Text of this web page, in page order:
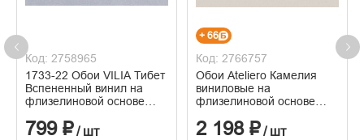
Код: 2758965
1733-22 Обои VILIA Тибет
Вспененный винил на
флизелиновой основе
799 ₽/ шт
+ 66
Код: 2766757
Обои Ateliero Камелия
виниловые на
флизелиновой основе
1,06м*10м
2 198 ₽/ шт